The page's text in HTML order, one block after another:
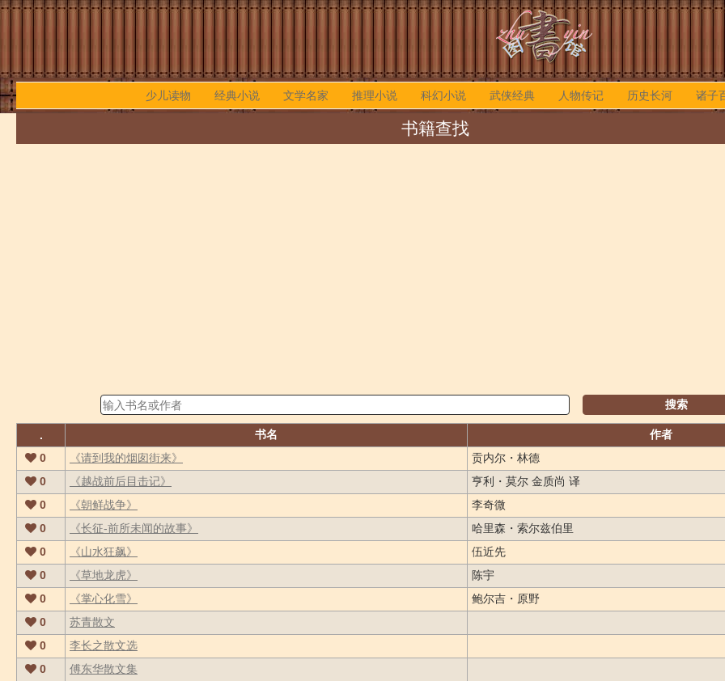
少儿读物 经典小说 文学名家 推理小说 科幻小说 武侠经典 人物传记 历史长河 诸子
书籍查找
搜索
. 书名
作者
0
《请到我的烟囱街来》
贡内尔・林德
0
《越战前后目击记》
亨利・莫尔 金质尚 译
0
《朝鲜战争》
李奇微
0
《长征-前所未闻的故事》
哈里森・索尔兹伯里
0
《山水狂飙》
伍近先
0
《草地龙虎》
陈宇
0
《掌心化雪》
鲍尔吉・原野
0
苏青散文
0
李长之散文选
0
傅东华散文集